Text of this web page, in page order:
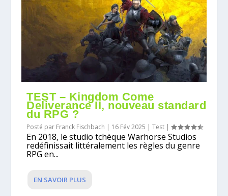
TEST – Kingdom Come
Deliverance II, nouveau standard
du RPG ?
Posté par Franck Fischbach | 16 Fév 2025 |Test |
En 2018, le studio tchèque Warhorse Studios
redéfinissait littéralement les règles du genre
RPG en...
EN SAVOIR PLUS